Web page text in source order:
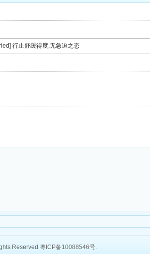
行止舒缓得度,无急迫之态
Reserved 粤ICP备10088546号.